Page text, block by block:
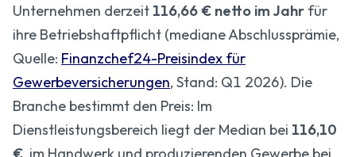
Unternehmen derzeit 116,66 € netto im Jahr für
ihre Betriebshaftpflicht (mediane Abschlussprämie,
Quelle: Finanzchef24-Preisindex für
Gewerbeversicherungen, Stand: Q1 2026). Die
Branche bestimmt den Preis: Im
Dienstleistungsbereich liegt der Median bei 116,10
€, im Handwerk und produzierenden Gewerbe bei